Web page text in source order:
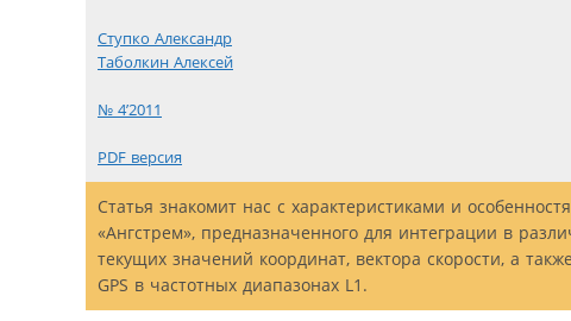
Ступко Александр
Таболкин Алексей
№ 4’2011
PDF версия
Cтатья знакомит нас с характеристиками и
«Ангстрем», предназначенного для интеграции в
текущих значений координат, вектора скорости, а
GPS в частотных диапазонах L1.